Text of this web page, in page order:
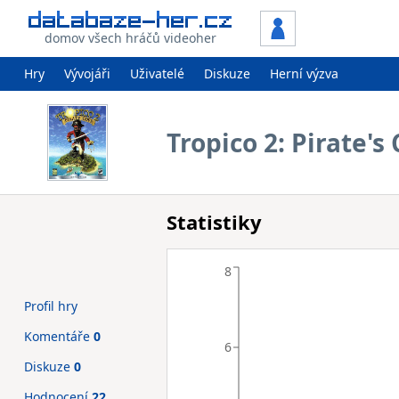
domov všech hráčů videoher
Hry Vývojáři Uživatelé Diskuze Herní výzva
Tropico 2: Pirate's
Statistiky
6
8
Profil hry
Komentáře 0
Diskuze 0